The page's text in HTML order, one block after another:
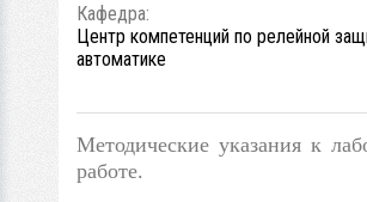
Кафедра:
Центр компетенций по релейной
автоматике
Методические указания к
работе.